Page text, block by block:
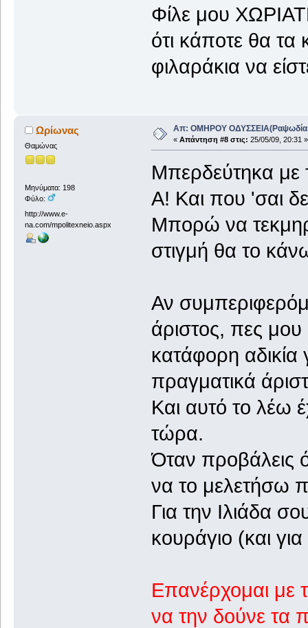
Φίλε μου
ότι κάποτε θα
φιλαράκια να
Ωρίωνας
Θαμώνας
Μηνύματα: 198
Φύλο:
http://www.e-
na.com/mpolitexneio.aspx
Απ: ΟΜΗΡΟΥ ΟΔΥΣΣΕΙΑ(Ραψωδία
« Απάντηση #8 στις: 25/05/09, 20:31 »
Μπερδεύτηκα με
Α! Και που 'σαι
Μπορώ να
στιγμή θα το
Αν
άριστος, πες μου
κατάφορη αδικία
πραγματικά
Και αυτό το λέω
τώρα.
Όταν προβάλεις
να το μελετήσω
Για την Ιλιάδα
κουράγιο (και
Επανέρχομαι με
να την δούνε τα